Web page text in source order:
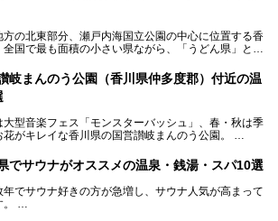
方の北東部分、瀬戸内海国立公園の中心に位置する香
全国で最も面積の小さい県ながら、「うどん県」とも
ブ、和三盆、製塩や醤油など特産品は実にバラエティ
近年は瀬戸内海の島々を舞台にした「瀬戸内国際芸術
開催され、アートの県としても知られています。
プしました。気になるスーパー銭湯があったら、ぜひ
みてください！
岐まんのう公園（香川県仲多度郡）付近の温
大型音楽フェス「モンスターバッシュ」、春・秋は季
花がキレイな香川県の国営讃岐まんのう公園。
一の国営公園であり、広さは東京ディズニーランド７
（350ha）
はキャンプ場もあり、レンタサイクルで外周をぐるっ
することもできます。
でサウナがオススメの温泉・銭湯・スパ10選
年でサウナ好きの方が急増し、サウナ人気が高まって